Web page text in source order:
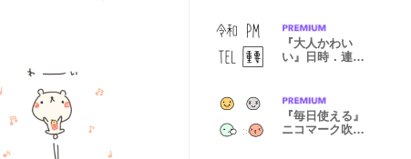
『大人かわい
い』日時．連
『毎日使える』
ニコマーク吹き